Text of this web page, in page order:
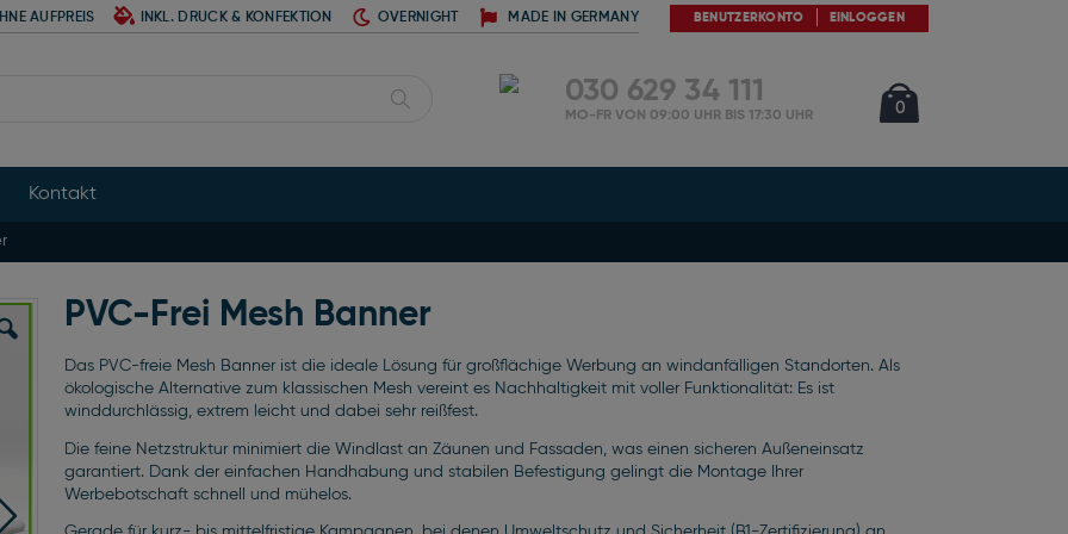
AUFPREIS INKL. DRUCK & KONFEKTION OVERNIGHT MADE IN GERMANY BENUTZERKONTO EINLOGGEN
0Artikel
030 629 34 111
MO-FR VON 09:00 UHR BIS 17:30 UHR
Kontakt
PVC-Frei Mesh Banner
Das PVC-freie Mesh Banner ist die ideale Lösung für großflächige Werbung an windanfälligen Standorten. Als
ökologische Alternative zum klassischen Mesh vereint es Nachhaltigkeit mit voller Funktionalität: Es ist
winddurchlässig, extrem leicht und dabei sehr reißfest.
Die feine Netzstruktur minimiert die Windlast an Zäunen und Fassaden, was einen sicheren Außeneinsatz
garantiert. Dank der einfachen Handhabung und stabilen Befestigung gelingt die Montage Ihrer
Werbebotschaft schnell und mühelos.